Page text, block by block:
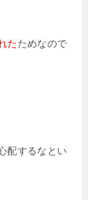
た ためなので
配するなとい